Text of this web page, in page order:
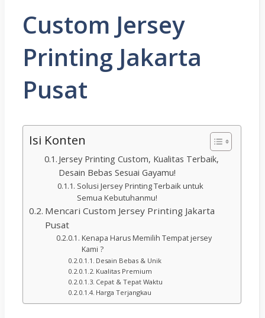
Custom Jersey
Printing Jakarta
Pusat
Isi Konten
Jersey Printing Custom, Kualitas Terbaik,
Desain Bebas Sesuai Gayamu!
Solusi Jersey Printing Terbaik untuk
Semua Kebutuhanmu!
Mencari Custom Jersey Printing Jakarta
Pusat
Kenapa Harus Memilih Tempat jersey
Kami ?
Desain Bebas & Unik
Kualitas Premium
Cepat & Tepat Waktu
Harga Terjangkau